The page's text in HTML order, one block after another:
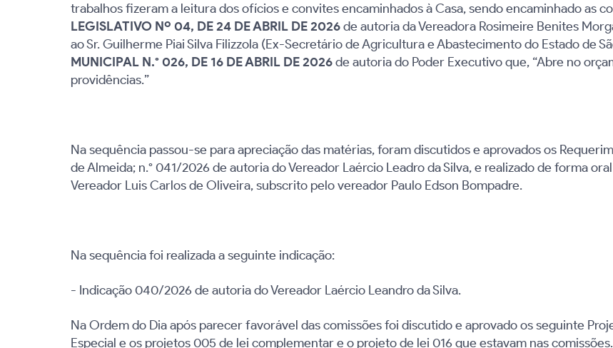
trabalhos fizeram a leitura dos ofícios e convites encaminhados à Casa, sendo encaminhado as
LEGISLATIVO Nº 04, DE 24 DE ABRIL DE 2026de autoria da Vereadora Rosimeire Benites
ao Sr. Guilherme Piai Silva Filizzola (Ex-Secretário de Agricultura e Abastecimento do Estado de
MUNICIPAL N.° 026, DE 16 DE ABRIL DE 2026de autoria do Poder Executivo que, “Abre no
providências.”
Na sequência passou-se para apreciação das matérias, foram discutidos e aprovados os
de Almeida; n.°041/2026 de autoria do Vereador Laércio Leadro da Silva, e realizado de forma
Vereador Luis Carlos de Oliveira, subscrito pelo vereador Paulo Edson Bompadre.
Na sequência foi realizada a seguinte indicação:
- Indicação 040/2026 de autoria do Vereador Laércio Leandro da Silva.
Na Ordem do Dia após parecer favorável das comissões foi discutido e aprovado os seguinte
Especial e os projetos 005 de lei complementar e o projeto de lei 016 que estavam nas comissões.